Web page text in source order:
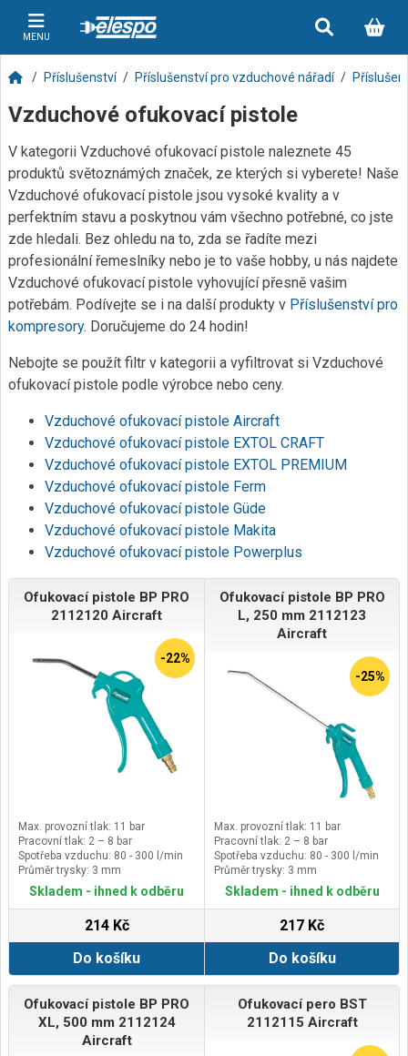
MENU
Příslušenství Příslušenství pro vzduchové nářadí
Vzduchové ofukovací pistole
V kategorii Vzduchové ofukovací pistole naleznete 45
produktů světoznámých značek, ze kterých si vyberete! Naše
Vzduchové ofukovací pistole jsou vysoké kvality a v
perfektním stavu a poskytnou vám všechno potřebné, co jste
zde hledali. Bez ohledu na to, zda se řadíte mezi
profesionální řemeslníky nebo je to vaše hobby, u nás najdete
Vzduchové ofukovací pistole vyhovující přesně vašim
potřebám. Podívejte se i na další produkty v Příslušenství pro
kompresory. Doručujeme do 24 hodin!
Nebojte se použít filtr v kategorii a vyfiltrovat si Vzduchové
ofukovací pistole podle výrobce nebo ceny.
Vzduchové ofukovací pistole Aircraft
Vzduchové ofukovací pistole EXTOL CRAFT
Vzduchové ofukovací pistole EXTOL PREMIUM
Vzduchové ofukovací pistole Ferm
Vzduchové ofukovací pistole Güde
Vzduchové ofukovací pistole Makita
Vzduchové ofukovací pistole Powerplus
Ofukovací pistole BP PRO
2112120 Aircraft
-22%
Max. provozní tlak: 11 bar
Pracovní tlak: 2 – 8 bar
Spotřeba vzduchu: 80 - 300 l/min
Průměr trysky: 3 mm
Skladem - ihned k odběru
214 Kč
Do košíku
Ofukovací pistole BP PRO
L, 250 mm 2112123
Aircraft
-25%
Max. provozní tlak: 11 bar
Pracovní tlak: 2 – 8 bar
Spotřeba vzduchu: 80 - 300 l/min
Průměr trysky: 3 mm
Skladem - ihned k odběru
217 Kč
Do košíku
Ofukovací pistole BP PRO
XL, 500 mm 2112124
Aircraft
Ofukovací pero BST
2112115 Aircraft